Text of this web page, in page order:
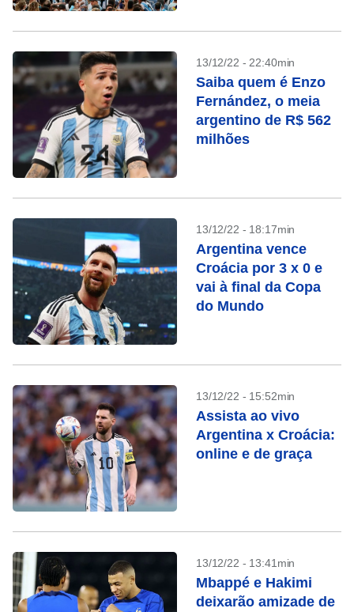
13/12/22 - 22:40min
Saiba quem é Enzo
Fernández, o meia
argentino de R$ 562
milhões
13/12/22 - 18:17min
Argentina vence
Croácia por 3 x 0 e
vai à final da Copa
do Mundo
13/12/22 - 15:52min
Assista ao vivo
Argentina x Croácia:
online e de graça
13/12/22 - 13:41min
Mbappé e Hakimi
deixarão amizade de